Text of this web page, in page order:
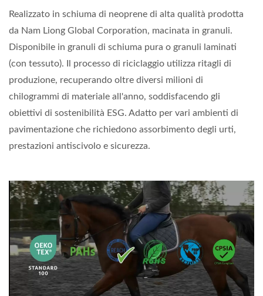
Realizzato in schiuma di neoprene di alta qualità prodotta
da Nam Liong Global Corporation, macinata in granuli.
Disponibile in granuli di schiuma pura o granuli laminati
(con tessuto). Il processo di riciclaggio utilizza ritagli di
produzione, recuperando oltre diversi milioni di
chilogrammi di materiale all'anno, soddisfacendo gli
obiettivi di sostenibilità ESG. Adatto per vari ambienti di
pavimentazione che richiedono assorbimento degli urti,
prestazioni antiscivolo e sicurezza.